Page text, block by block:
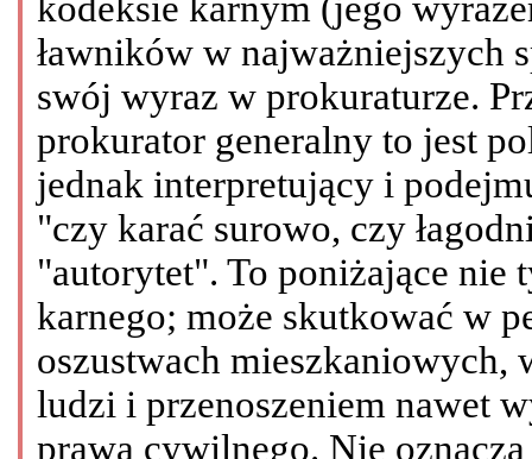
ławników w najważniejszych
swój wyraz w prokuraturze.
prokurator generalny to jest
jednak interpretujący i
"czy karać surowo, czy
"autorytet". To poniżające nie
karnego; może skutkować w
oszustwach mieszkaniowych,
ludzi i przenoszeniem nawet
prawa cywilnego. Nie